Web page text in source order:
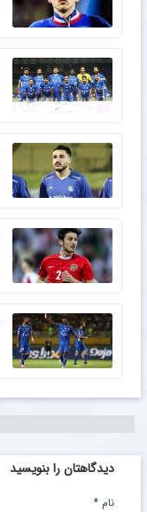
دیدگاهتان را بنویسید
نام *